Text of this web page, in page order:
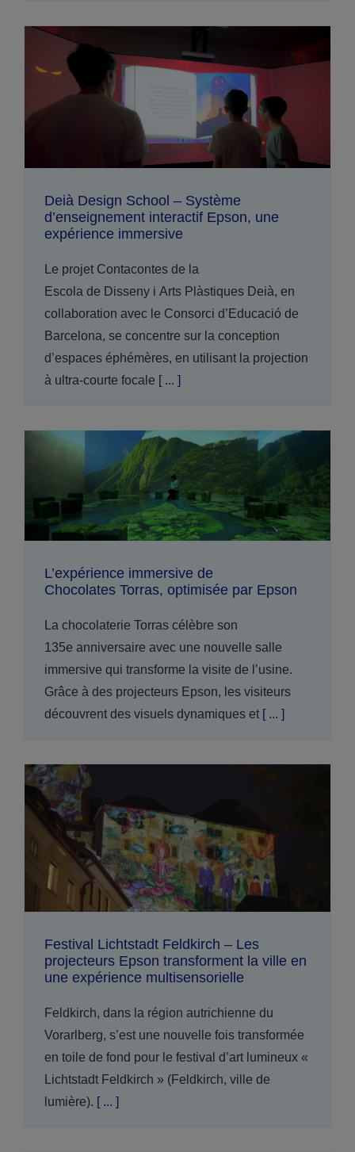
Deià Design School – Système
d’enseignement interactif Epson, une
expérience immersive
Le projet Contacontes de la
Escola de Disseny i Arts Plàstiques Deià, en
collaboration avec le Consorci d’Educació de
Barcelona, ​​se concentre sur la conception
d’espaces éphémères, en utilisant la projection
à ultra-courte focale [ ... ]
L’expérience immersive de
Chocolates Torras, optimisée par Epson
La chocolaterie Torras célèbre son
135e anniversaire avec une nouvelle salle
immersive qui transforme la visite de l’usine.
Grâce à des projecteurs Epson, les visiteurs
découvrent des visuels dynamiques et[ ... ]
Festival Lichtstadt Feldkirch – Les
projecteurs Epson transforment la ville en
une expérience multisensorielle
Feldkirch, dans la région autrichienne du
Vorarlberg, s’est une nouvelle fois transformée
en toile de fond pour le festival d’art lumineux «
Lichtstadt Feldkirch » (Feldkirch, ville de
lumière). [ ... ]